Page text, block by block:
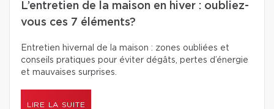
L’entretien de la maison en hiver : oubliez-
vous ces 7 éléments?
Entretien hivernal de la maison : zones oubliées et
conseils pratiques pour éviter dégâts, pertes d’énergie
et mauvaises surprises.
LIRE LA SUITE